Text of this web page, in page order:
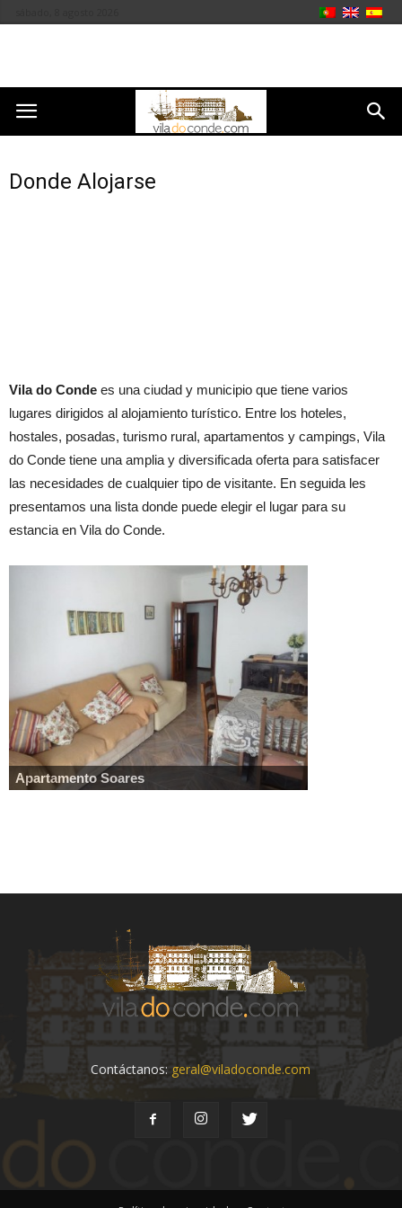
Donde Alojarse
Vila do Conde es una ciudad y municipio que tiene varios
lugares dirigidos al alojamiento turístico. Entre los hoteles,
hostales, posadas, turismo rural, apartamentos y campings, Vila
do Conde tiene una amplia y diversificada oferta para satisfacer
las necesidades de cualquier tipo de visitante. En seguida les
presentamos una lista donde puede elegir el lugar para su
estancia en Vila do Conde.
Apartamento Soares
Contáctanos:geral@viladoconde.com